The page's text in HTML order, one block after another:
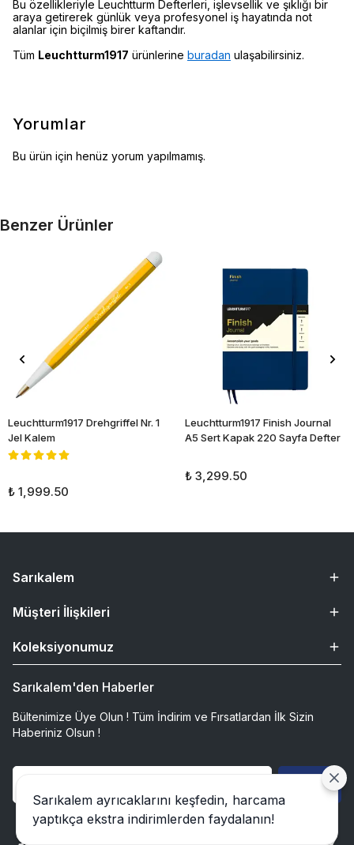
Bu özellikleriyle Leuchtturm Defterleri, işlevsellik ve şıklığı bir
araya getirerek günlük veya profesyonel iş hayatında not
alanlar için biçilmiş birer kaftandır.
Tüm Leuchtturm1917 ürünlerine buradan ulaşabilirsiniz.
Yorumlar
Bu ürün için henüz yorum yapılmamış.
Benzer Ürünler
Leuchtturm1917 Drehgriffel Nr. 1
Jel Kalem
₺ 1,999.50
Leuchtturm1917 Finish Journal
A5 Sert Kapak 220 Sayfa Defter
₺ 3,299.50
Sarıkalem
Müşteri İlişkileri
Koleksiyonumuz
Sarıkalem'den Haberler
Bültenimize Üye Olun ! Tüm İndirim ve Fırsatlardan İlk Sizin
Haberiniz Olsun !
Gönder
Sarıkalem ayrıcaklarını keşfedin, harcama
yaptıkça ekstra indirimlerden faydalanın!